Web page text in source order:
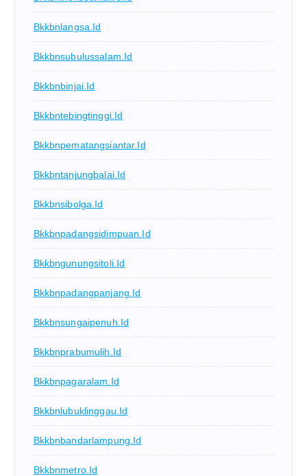
Bkkbnlangsa.id
Bkkbnsubulussalam.id
Bkkbnbinjai.id
Bkkbntebingtinggi.id
Bkkbnpematangsiantar.id
Bkkbntanjungbalai.id
Bkkbnsibolga.id
Bkkbnpadangsidimpuan.id
Bkkbngunungsitoli.id
Bkkbnpadangpanjang.id
Bkkbnsungaipenuh.id
Bkkbnprabumulih.id
Bkkbnpagaralam.id
Bkkbnlubuklinggau.id
Bkkbnbandarlampung.id
Bkkbnmetro.id